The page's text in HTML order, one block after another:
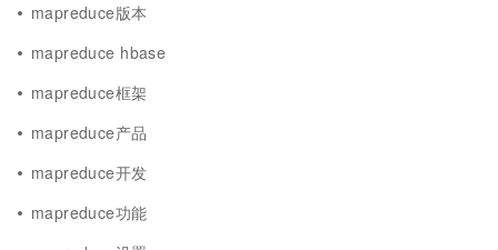
mapreduce版本
mapreduce hbase
mapreduce框架
mapreduce产品
mapreduce开发
mapreduce功能